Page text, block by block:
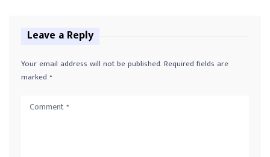
Leave a Reply
Your email address will not be published.Required fields are
marked *